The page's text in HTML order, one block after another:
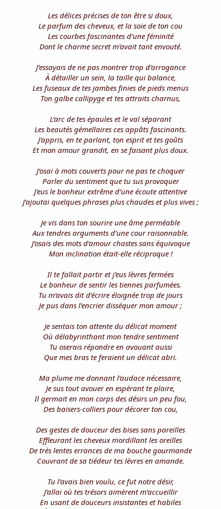
Les délices précises de ton être si doux,
Le parfum des cheveux, et la soie de ton cou
Les courbes fascinantes d’une féminité
Dont le charme secret m’avait tant envouté.
J’essayais de ne pas montrer trop d’arrogance
À détailler un sein, la taille qui balance,
Les fuseaux de tes jambes finies de pieds menus
Ton galbe callipyge et tes attraits charnus,
L’arc de tes épaules et le val séparant
Les beautés gémellaires ces appâts fascinants.
J’appris, en te parlant, ton esprit et tes goûts
Et mon amour grandit, en se faisant plus doux.
J’osai à mots couverts pour ne pas te choquer
Parler du sentiment que tu sus provoquer
J’eus le bonheur extrême d’une écoute attentive
J’ajoutai quelques phrases plus chaudes et plus vives ;
Je vis dans ton sourire une âme perméable
Aux tendres arguments d’une cour raisonnable.
J’osais des mots d’amour chastes sans équivoque
Mon inclination était-elle réciproque !
Il te fallait partir et j’eus lèvres fermées
Le bonheur de sentir les tiennes parfumées.
Tu m’avais dit d’écrire éloignée trop de jours
Je pus dans l’encrier disséquer mon amour ;
Je sentais ton attente du délicat moment
Où délabyrinthant mon tendre sentiment
Tu oserais répondre en avouant aussi
Que mes bras te feraient un délicat abri.
Ma plume me donnant l’audace nécessaire,
Je sus tout avouer en espérant te plaire,
Il germait en mon corps des désirs un peu fou,
Des baisers-colliers pour décorer ton cou,
Des gestes de douceur des bises sans pareilles
Effleurant les cheveux mordillant les oreilles
De très lentes errances de ma bouche gourmande
Couvrant de sa tiédeur tes lèvres en amande.
Tu l’avais bien voulu, ce fut notre désir,
J’allai où tes trésors aimèrent m’accueillir
En usant de douceurs insistantes et habiles